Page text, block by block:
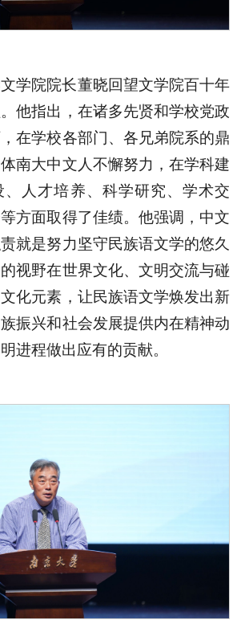
学院院长董晓回望文学院百十年
他指出，在诸多先贤和学校党政
在学校各部门、各兄弟院系的鼎
南大中文人不懈努力，在学科建
、人才培养、科学研究、学术交
方面取得了佳绩。他强调，中文
就是努力坚守民族语文学的悠久
视野在世界文化、文明交流与碰
化元素，让民族语文学焕发出新
振兴和社会发展提供内在精神动
进程做出应有的贡献。